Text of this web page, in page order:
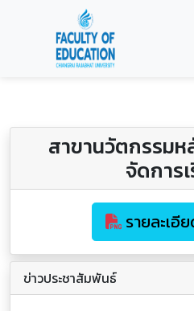
สาขานวัตกรรม
จัดการ
รายละเอี
ข่าวประชาสัมพันธ์